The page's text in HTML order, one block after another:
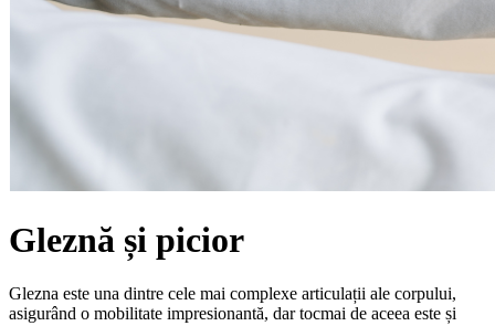
Gleznă și picior
Glezna este una dintre cele mai complexe articulații ale corpului,
asigurând o mobilitate impresionantă, dar tocmai de aceea este și